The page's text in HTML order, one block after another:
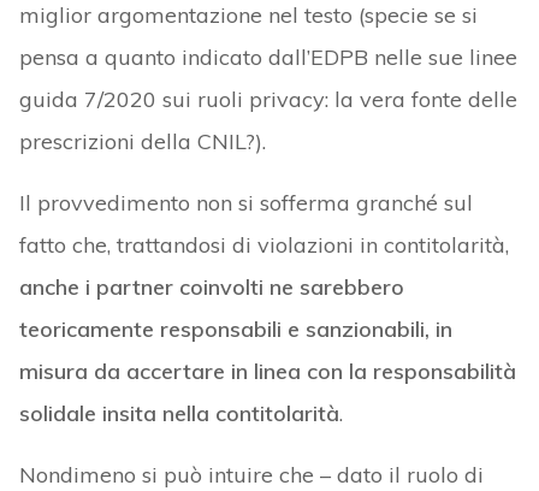
miglior argomentazione nel testo (specie se si
pensa a quanto indicato dall’EDPB nelle sue linee
guida 7/2020 sui ruoli privacy: la vera fonte delle
prescrizioni della CNIL?).
Il provvedimento non si sofferma granché sul
fatto che, trattandosi di violazioni in contitolarità,
anche i partner coinvolti ne sarebbero
teoricamente responsabili e sanzionabili, in
misura da accertare in linea con la responsabilità
solidale insita nella contitolarità.
Nondimeno si può intuire che – dato il ruolo di